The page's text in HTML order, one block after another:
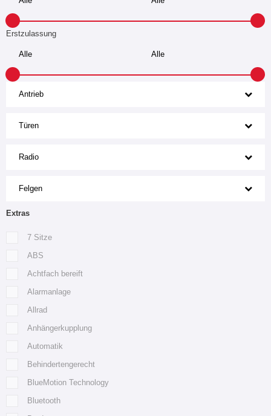
Erstzulassung
Antrieb
Türen
Radio
Felgen
Extras
7 Sitze
ABS
Achtfach bereift
Alarmanlage
Allrad
Anhängerkupplung
Automatik
Behindertengerecht
BlueMotion Technology
Bluetooth